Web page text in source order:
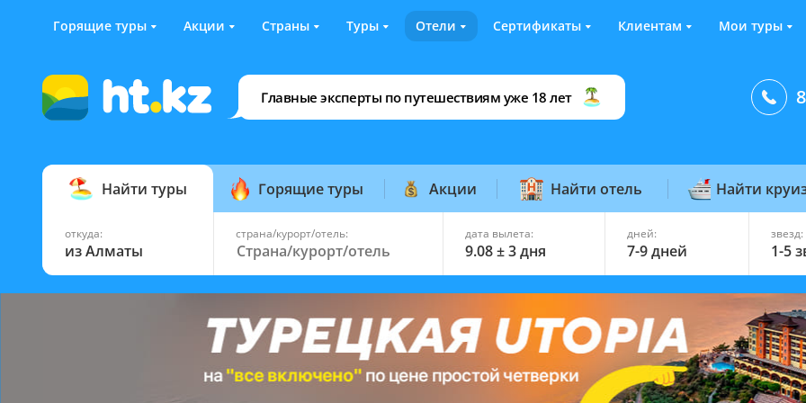
Горящие туры Акции Страны Туры Отели Сертификаты Клиентам Мои туры
Главные эксперты по путешествиям уже 18 лет
Найти туры Горящие туры Акции Найти отель Найти
откуда:
из Алматы
страна/курорт/отель: дата вылета:
9.08 ± 3 дня
дней:
7-9 дней
звезд:
1-5